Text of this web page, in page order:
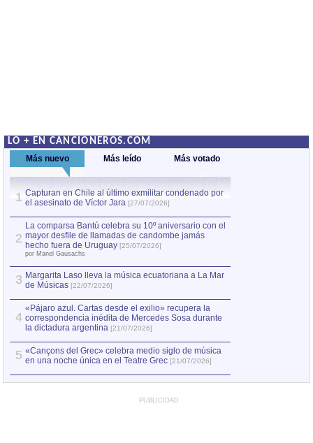
LO + EN CANCIONEROS.COM
Más nuevo Más leído Más votado
1 Capturan en Chile al último exmilitar condenado por
el asesinato de Víctor Jara [27/07/2026]
2
La comparsa Bantú celebra su 10º aniversario con el
mayor desfile de llamadas de candombe jamás
hecho fuera de Uruguay [25/07/2026]
por Manel Gausachs
3 Margarita Laso lleva la música ecuatoriana a La Mar
de Músicas [22/07/2026]
4
«Pájaro azul. Cartas desde el exilio» recupera la
correspondencia inédita de Mercedes Sosa durante
la dictadura argentina [21/07/2026]
5 «Cançons del Grec» celebra medio siglo de música
en una noche única en el Teatre Grec [21/07/2026]
PUBLICIDAD